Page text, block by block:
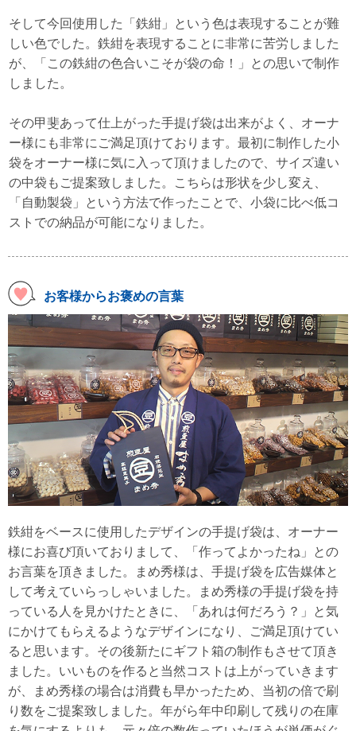
そして今回使用した「鉄紺」という色は表現することが難
しい色でした。鉄紺を表現することに非常に苦労しました
が、「この鉄紺の色合いこそが袋の命！」との思いで制作
しました。
その甲斐あって仕上がった手提げ袋は出来がよく、オーナ
ー様にも非常にご満足頂けております。最初に制作した小
袋をオーナー様に気に入って頂けましたので、サイズ違い
の中袋もご提案致しました。こちらは形状を少し変え、
「自動製袋」という方法で作ったことで、小袋に比べ低コ
ストでの納品が可能になりました。
お客様からお褒めの言葉
鉄紺をベースに使用したデザインの手提げ袋は、オーナー
様にお喜び頂いておりまして、「作ってよかったね」との
お言葉を頂きました。まめ秀様は、手提げ袋を広告媒体と
して考えていらっしゃいました。まめ秀様の手提げ袋を持
っている人を見かけたときに、「あれは何だろう？」と気
にかけてもらえるようなデザインになり、ご満足頂けてい
ると思います。その後新たにギフト箱の制作もさせて頂き
ました。いいものを作ると当然コストは上がっていきます
が、まめ秀様の場合は消費も早かったため、当初の倍で刷
り数をご提案致しました。年がら年中印刷して残りの在庫